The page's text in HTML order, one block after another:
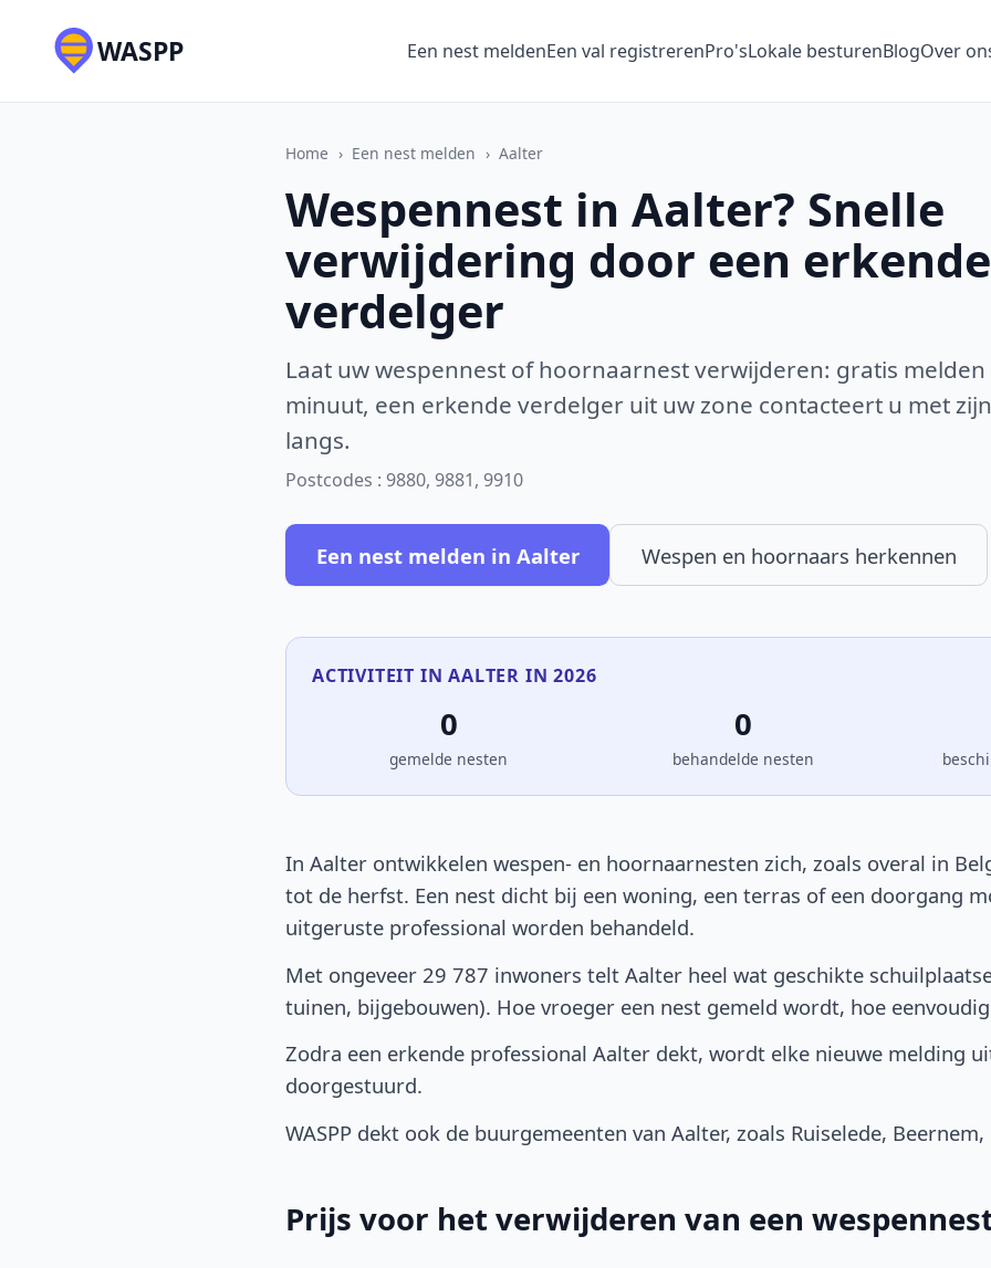
WASPP Een nest meldenEen val registrerenPro'sLokale besturenBlogOver
Home › Een nest melden › Aalter
Wespennest in Aalter? Snelle
verwijdering door een erkende
verdelger
Laat uw wespennest of hoornaarnest verwijderen: gratis
minuut, een erkende verdelger uit uw zone contacteert u met
langs.
Postcodes : 9880, 9881, 9910
Een nest melden in Aalter Wespen en hoornaars herkennen
ACTIVITEIT IN AALTER IN 2026
0
gemelde nesten
0
behandelde nesten
In Aalter ontwikkelen wespen- en hoornaarnesten zich, zoals overal in
tot de herfst. Een nest dicht bij een woning, een terras of een doorgang
uitgeruste professional worden behandeld.
Met ongeveer 29 787 inwoners telt Aalter heel wat geschikte
tuinen, bijgebouwen). Hoe vroeger een nest gemeld wordt, hoe
Zodra een erkende professional Aalter dekt, wordt elke nieuwe melding
doorgestuurd.
WASPP dekt ook de buurgemeenten van Aalter, zoals Ruiselede,
Prijs voor het verwijderen van een